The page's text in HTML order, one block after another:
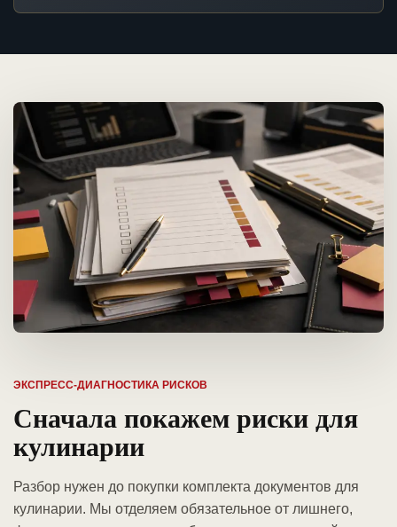
ЭКСПРЕСС-ДИАГНОСТИКА РИСКОВ
Сначала покажем риски для
кулинарии
Разбор нужен до покупки комплекта документов для
кулинарии. Мы отделяем обязательное от лишнего,